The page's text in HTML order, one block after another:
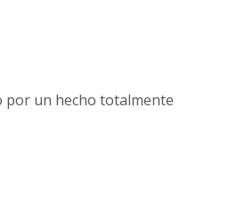
por un hecho totalmente